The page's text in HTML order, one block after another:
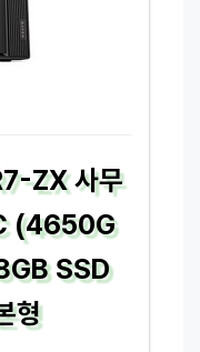
ZX 사무
(4650G
SSD
형